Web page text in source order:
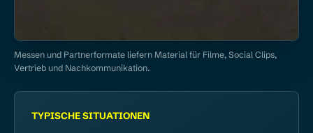
Messen und Partnerformate liefern Material für Filme, Social Clips,
Vertrieb und Nachkommunikation.
TYPISCHE SITUATIONEN